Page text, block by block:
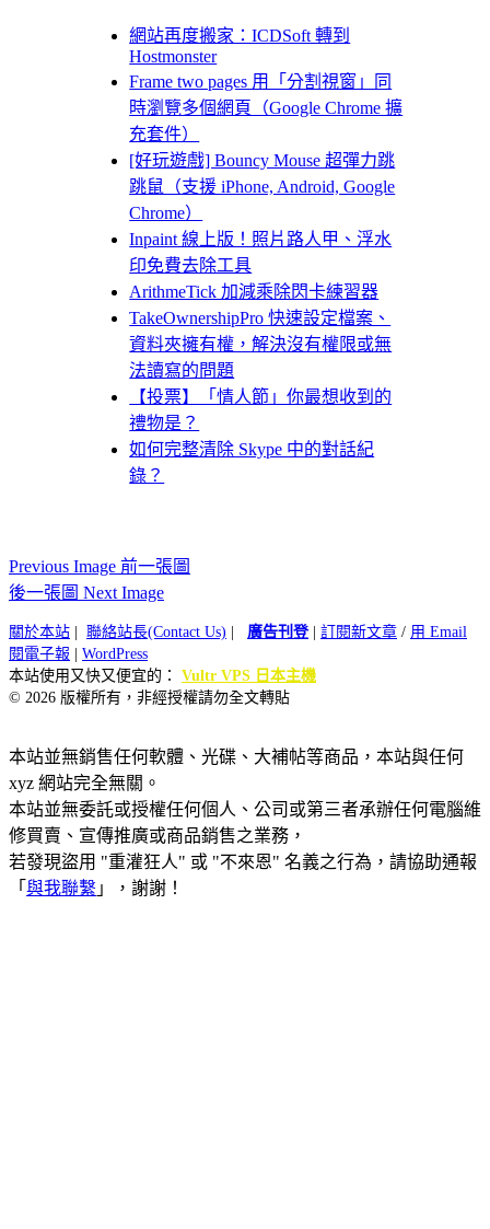
網站再度搬家：ICDSoft 轉到
Hostmonster
Frame two pages 用「分割視窗」同
時瀏覽多個網頁（Google Chrome 擴
充套件）
[好玩遊戲] Bouncy Mouse 超彈力跳
跳鼠（支援 iPhone, Android, Google
Chrome）
Inpaint 線上版！照片路人甲、浮水
印免費去除工具
ArithmeTick 加減乘除閃卡練習器
TakeOwnershipPro 快速設定檔案、
資料夾擁有權，解決沒有權限或無
法讀寫的問題
【投票】「情人節」你最想收到的
禮物是？
如何完整清除 Skype 中的對話紀
錄？
Previous Image 前一張圖
後一張圖 Next Image
關於本站 聯絡站長(Contact Us) 廣告刊登| 訂閱新文章 / 用 Email
閱電子報
WordPress
本站使用又快又便宜的： Vultr VPS 日本主機
© 2026 版權所有，非經授權請勿全文轉貼
本站並無銷售任何軟體、光碟、大補帖等商品，本站與任何
xyz 網站完全無關。
本站並無委託或授權任何個人、公司或第三者承辦任何電腦維
修買賣、宣傳推廣或商品銷售之業務，
若發現盜用 "重灌狂人" 或 "不來恩" 名義之行為，請協助通報
「 與我聯繫 」，謝謝！